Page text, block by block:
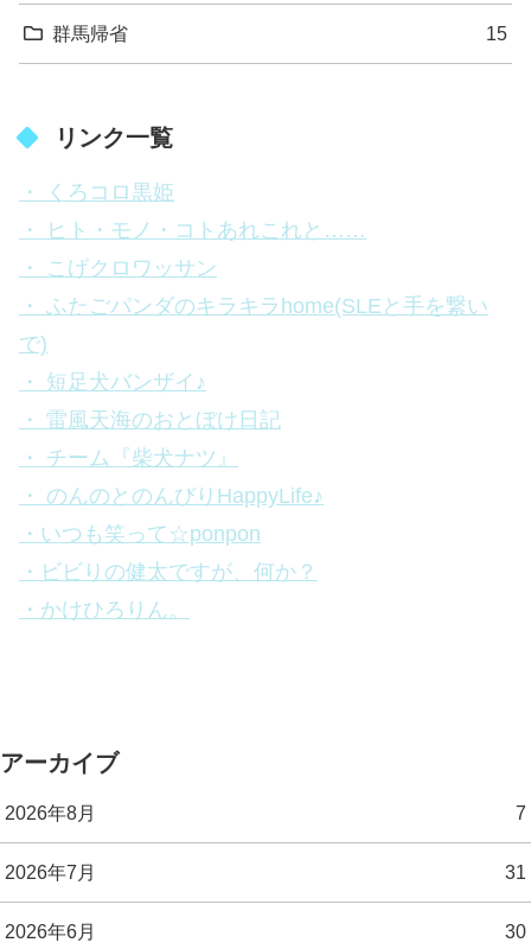
群馬帰省 15
リンク一覧
・ くろコロ黒姫
・ ヒト・モノ・コトあれこれと……
・ こげクロワッサン
・ ふたごパンダのキラキラhome(SLEと手を繋い
で)
・ 短足犬バンザイ♪
・ 雷風天海のおとぼけ日記
・ チーム『柴犬ナツ』
・ のんのとのんびりHappyLife♪
・いつも笑って☆ponpon
・ビビりの健太ですが、何か？
・かけひろりん。
アーカイブ
2026年8月 7
2026年7月 31
2026年6月 30